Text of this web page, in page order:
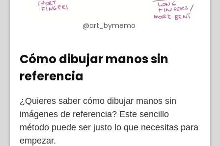
@art_bymemo
Cómo dibujar manos sin
referencia
¿Quieres saber cómo dibujar manos sin
imágenes de referencia? Este sencillo
método puede ser justo lo que necesitas para
empezar.